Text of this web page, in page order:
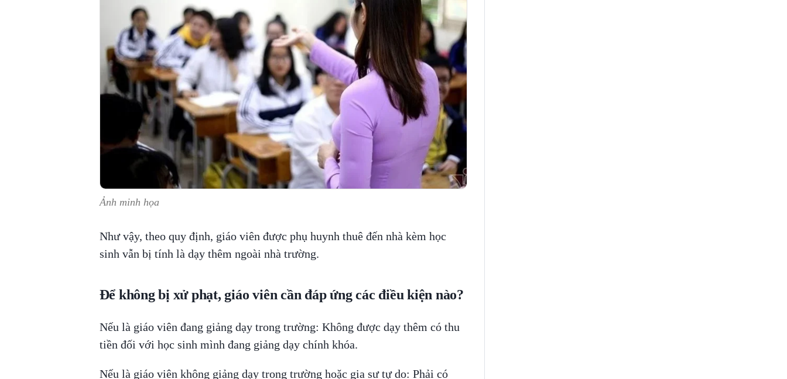
Ảnh minh họa
Như vậy, theo quy định, giáo viên được phụ huynh thuê đến nhà kèm học
sinh vẫn bị tính là dạy thêm ngoài nhà trường.
Để không bị xử phạt, giáo viên cần đáp ứng các điều kiện nào?
Nếu là giáo viên đang giảng dạy trong trường: Không được dạy thêm có thu
tiền đối với học sinh mình đang giảng dạy chính khóa.
Nếu là giáo viên không giảng dạy trong trường hoặc gia sư tự do: Phải có